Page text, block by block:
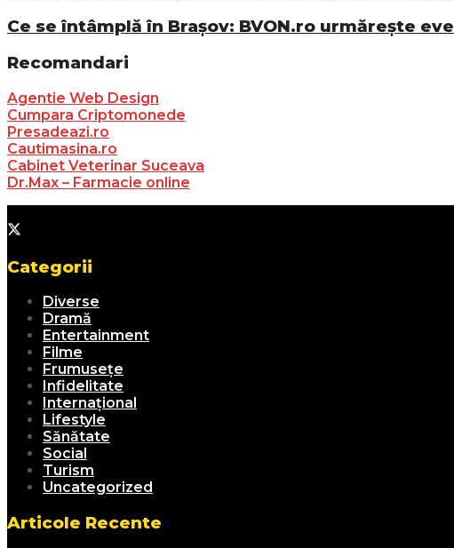
Ce se întâmplă în Brașov: BVON.ro urmărește
Recomandari
Agentie Web Design
Cumpara Criptomonede
Presadeazi.ro
Cautimasina.ro
Cabinet Veterinar Suceava
Dr.Max – Farmacie online
Categorii
Diverse
Dramă
Entertainment
Filme
Frumusețe
Infidelitate
Internațional
Lifestyle
Sănătate
Social
Turism
Uncategorized
Articole Recente